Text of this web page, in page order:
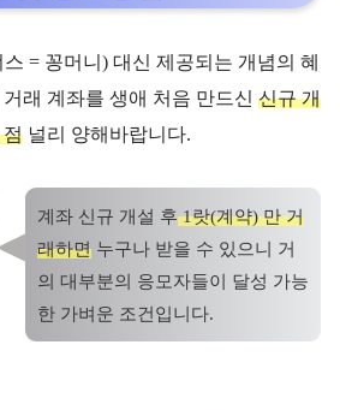
= 꽁머니) 대신 제공되는 개념의 혜
거래 계좌를 생애 처음 만드신 신규 개
점 널리 양해바랍니다.
계좌 신규 개설 후1랏(계약) 만 거
래하면 누구나 받을 수 있으니 거
의 대부분의 응모자들이 달성 가능
한 가벼운 조건입니다.